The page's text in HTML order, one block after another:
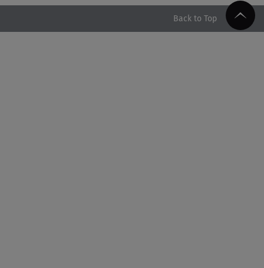
Back to Top